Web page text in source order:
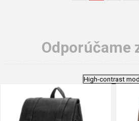
Odporúčame
High-contrast